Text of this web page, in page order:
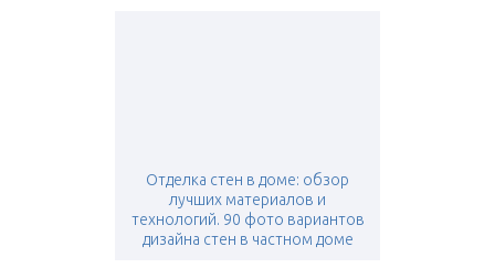
Отделка стен в доме: обзор
лучших материалов и
технологий. 90 фото вариантов
дизайна стен в частном доме